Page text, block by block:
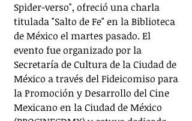
Spider-verso", ofreció una charla
titulada "Salto de Fe" en la Biblioteca
de México el martes pasado. El
evento fue organizado por la
Secretaría de Cultura de la Ciudad de
México a través del Fideicomiso para
la Promoción y Desarrollo del Cine
Mexicano en la Ciudad de México